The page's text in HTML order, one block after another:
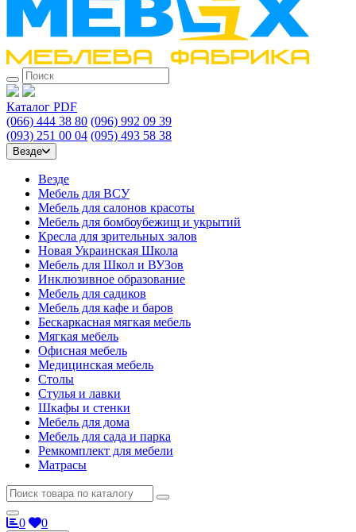
Каталог PDF
(066) 444 38 80 (096) 992 09 39
(093) 251 00 04 (095) 493 58 38
Везде
Везде
Мебель для ВСУ
Мебель для салонов красоты
Мебель для бомбоубежищ и укрытий
Кресла для зрительных залов
Новая Украинская Школа
Мебель для Школ и ВУЗов
Инклюзивное образование
Мебель для садиков
Мебель для кафе и баров
Бескаркасная мягкая мебель
Мягкая мебель
Офисная мебель
Медицинская мебель
Столы
Стулья и лавки
Шкафы и стенки
Мебель для дома
Мебель для сада и парка
Ремкомплект для мебели
Матрасы
0 0